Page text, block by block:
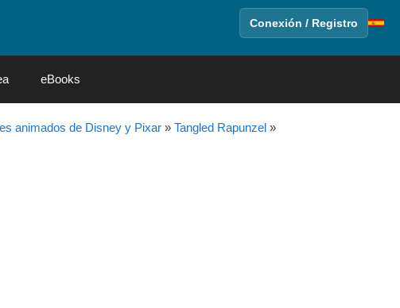
Conexión / Registro
eBooks
animados de Disney y Pixar» Tangled Rapunzel»